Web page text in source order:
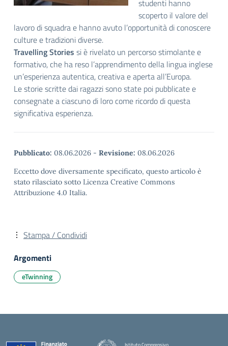
studenti hanno
scoperto il valore del
lavoro di squadra e hanno avuto l’opportunità di conoscere
culture e tradizioni diverse.
Travelling Stories si è rivelato un percorso stimolante e
formativo, che ha reso l’apprendimento della lingua inglese
un’esperienza autentica, creativa e aperta all’Europa.
Le storie scritte dai ragazzi sono state poi pubblicate e
consegnate a ciascuno di loro come ricordo di questa
significativa esperienza.
Pubblicato: 08.06.2026 - Revisione: 08.06.2026
Eccetto dove diversamente specificato, questo articolo è
stato rilasciato sotto Licenza Creative Commons
Attribuzione 4.0 Italia.
Stampa / Condividi
Argomenti
eTwinning
Istituto Comprensivo